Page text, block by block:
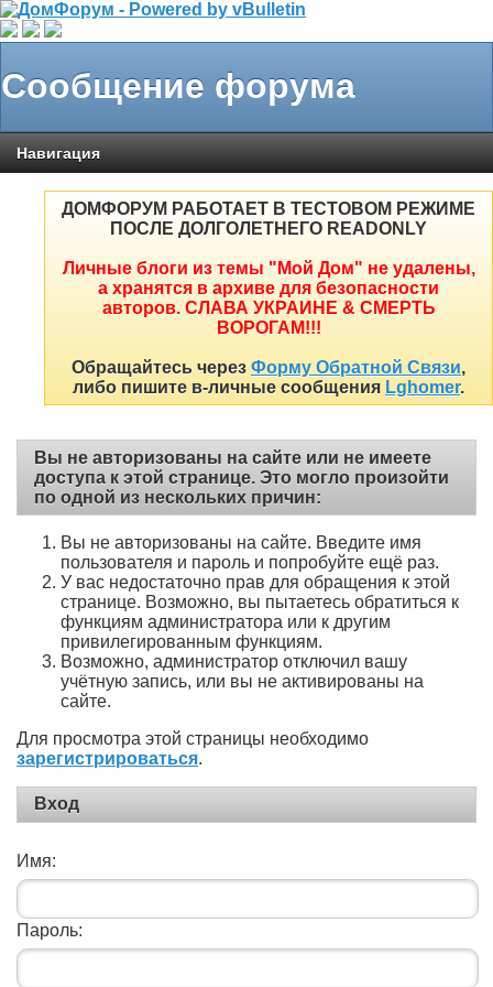
Сообщение форума
Навигация
ДОМФОРУМ РАБОТАЕТ В ТЕСТОВОМ РЕЖИМЕ
ПОСЛЕ ДОЛГОЛЕТНЕГО READONLY
Личные блоги из темы "Мой Дом" не удалены,
а хранятся в архиве для безопасности
авторов. СЛАВА УКРАИНЕ & СМЕРТЬ
ВОРОГАМ!!!
Обращайтесь через Форму Обратной Связи,
либо пишите в-личные сообщения Lghomer.
Вы не авторизованы на сайте или не имеете
доступа к этой странице. Это могло произойти
по одной из нескольких причин:
Вы не авторизованы на сайте. Введите имя
пользователя и пароль и попробуйте ещё раз.
У вас недостаточно прав для обращения к этой
странице. Возможно, вы пытаетесь обратиться к
функциям администратора или к другим
привилегированным функциям.
Возможно, администратор отключил вашу
учётную запись, или вы не активированы на
сайте.
Для просмотра этой страницы необходимо
зарегистрироваться.
Вход
Имя:
Пароль: